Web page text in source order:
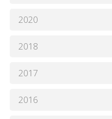
2020
2018
2017
2016